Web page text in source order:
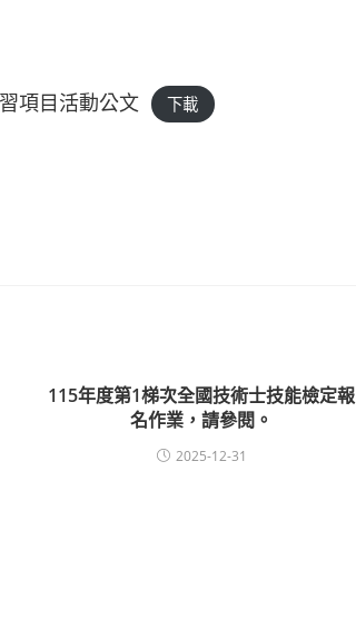
項目活動公文 下載
115年度第1梯次全國技術士技能檢定報
名作業，請參閱。
2025-12-31